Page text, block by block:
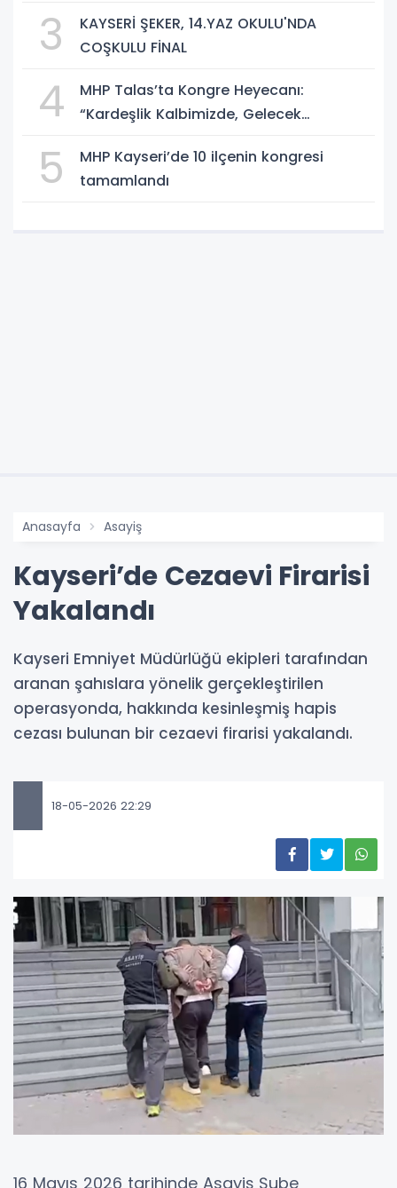
3
KAYSERİ ŞEKER, 14.YAZ OKULU'NDA
COŞKULU FİNAL
4
MHP Talas’ta Kongre Heyecanı:
“Kardeşlik Kalbimizde, Gelecek
5
MHP Kayseri’de 10 ilçenin kongresi
tamamlandı
Anasayfa Asayiş
Kayseri’de Cezaevi Firarisi
Yakalandı
Kayseri Emniyet Müdürlüğü ekipleri tarafından
aranan şahıslara yönelik gerçekleştirilen
operasyonda, hakkında kesinleşmiş hapis
cezası bulunan bir cezaevi firarisi yakalandı.
18-05-2026 22:29
16 Mayıs 2026 tarihinde Asayiş Şube